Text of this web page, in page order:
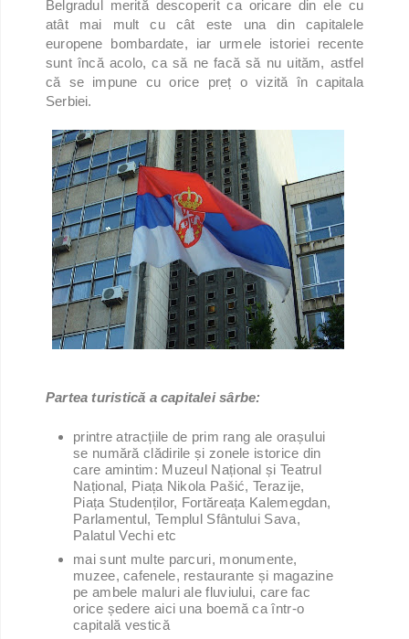
Belgradul merită descoperit ca oricare din ele cu
atât mai mult cu cât este una din capitalele
europene bombardate, iar urmele istoriei recente
sunt încă acolo, ca să ne facă să nu uităm, astfel
că se impune cu orice preț o vizită în capitala
Serbiei.
Partea turistică a capitalei sârbe:
printre atracțiile de prim rang ale orașului
se numără clădirile și zonele istorice din
care amintim: Muzeul Național și Teatrul
Național, Piața Nikola Pašić, Terazije,
Piața Studenților, Fortăreața Kalemegdan,
Parlamentul, Templul Sfântului Sava,
Palatul Vechi etc
mai sunt multe parcuri, monumente,
muzee, cafenele, restaurante și magazine
pe ambele maluri ale fluviului, care fac
orice ședere aici una boemă ca într-o
capitală vestică